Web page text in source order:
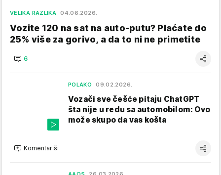
VELIKA RAZLIKA 04.06.2026.
Vozite 120 na sat na auto-putu? Plaćate do
25% više za gorivo, a da to ni ne primetite
6
POLAKO 09.02.2026.
Vozači sve češće pitaju ChatGPT
šta nije u redu sa automobilom: Ovo
može skupo da vas košta
Komentariši